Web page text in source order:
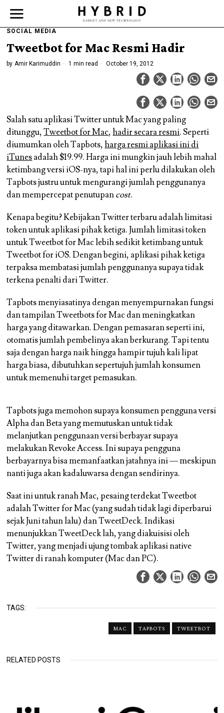
SOCIAL MEDIA
Tweetbot for Mac Resmi Hadir
by Amir Karimuddin 1 min read October 19, 2012
Salah satu aplikasi Twitter untuk Mac yang paling
ditunggu,Tweetbot for Mac,hadir secara resmi. Seperti
diumumkan oleh Tapbots,harga resmi aplikasi ini di
iTunesadalah $19.99. Harga ini mungkin jauh lebih mahal
ketimbang versi iOS-nya, tapi hal ini perlu dilakukan oleh
Tapbots justru untuk mengurangi jumlah penggunanya
dan mempercepat penutupancost.
Kenapa begitu? Kebijakan Twitter terbaru adalah limitasi
token untuk aplikasi pihak ketiga. Jumlah limitasi token
untuk Tweetbot for Mac lebih sedikit ketimbang untuk
Tweetbot for iOS. Dengan begini, aplikasi pihak ketiga
terpaksa membatasi jumlah penggunanya supaya tidak
terkena penalti dari Twitter.
Tapbots menyiasatinya dengan menyempurnakan fungsi
dan tampilan Tweetbots for Mac dan meningkatkan
harga yang ditawarkan. Dengan pemasaran seperti ini,
otomatis jumlah pembelinya akan berkurang. Tapi tentu
saja dengan harga naik hingga hampir tujuh kali lipat
harga biasa, dibutuhkan sepertujuh jumlah konsumen
untuk memenuhi target pemasukan.
Tapbots juga memohon supaya konsumen pengguna versi
Alpha dan Beta yang memutuskan untuk tidak
melanjutkan penggunaan versi berbayar supaya
melakukan Revoke Access. Ini supaya pengguna
berbayarnya bisa memanfaatkan jatahnya ini — meskipun
nanti juga akan kadaluwarsa dengan sendirinya.
Saat ini untuk ranah Mac, pesaing terdekat Tweetbot
adalah Twitter for Mac (yang sudah tidak lagi diperbarui
sejak Juni tahun lalu) dan TweetDeck. Indikasi
menunjukkan TweetDeck lah, yang diakuisisi oleh
Twitter, yang menjadi ujung tombak aplikasi native
Twitter di ranah komputer (Mac dan PC).
TAGS:
MAC TAPBOTS TWEETBOT
RELATED POSTS